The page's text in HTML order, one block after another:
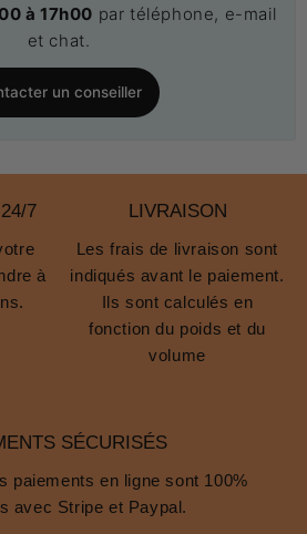
à 17h00 par téléphone, e-mail
et chat.
un conseiller
7
à
LIVRAISON
Les frais de livraison sont
indiqués avant le paiement.
Ils sont calculés en
fonction du poids et du
volume
SÉCURISÉS
paiements en ligne sont 100%
avec Stripe et Paypal.